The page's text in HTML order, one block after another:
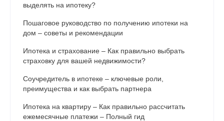
выделять на ипотеку?
Пошаговое руководство по получению ипотеки на
дом – советы и рекомендации
Ипотека и страхование – Как правильно выбрать
страховку для вашей недвижимости?
Соучредитель в ипотеке – ключевые роли,
преимущества и как выбрать партнера
Ипотека на квартиру – Как правильно рассчитать
ежемесячные платежи – Полный гид